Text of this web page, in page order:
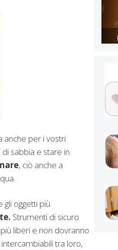
anche per i vostri
sabbia e stare in
, ciò anche a
oggetti più
Strumenti di sicuro
liberi e non dovranno
tra loro,